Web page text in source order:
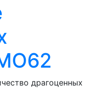
драгоценных